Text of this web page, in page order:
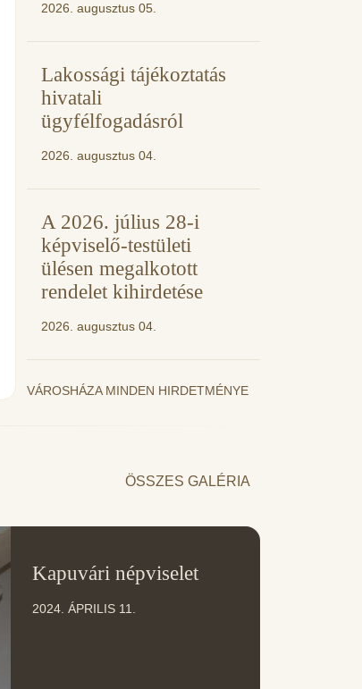
2026. augusztus 05.
Lakossági tájékoztatás
hivatali
ügyfélfogadásról
2026. augusztus 04.
A 2026. július 28-i
képviselő-testületi
ülésen megalkotott
rendelet kihirdetése
2026. augusztus 04.
VÁROSHÁZA MINDEN HIRDETMÉNYE
ÖSSZES GALÉRIA
Kapuvári népviselet
2024. ÁPRILIS 11.